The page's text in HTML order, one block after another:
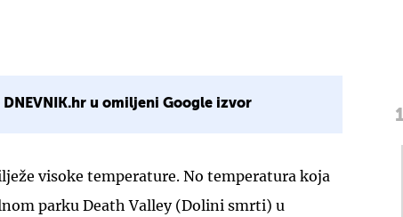
DNEVNIK.hr u omiljeni Google izvor
visoke temperature. No temperatura koja
parku Death Valley (Dolini smrti) u